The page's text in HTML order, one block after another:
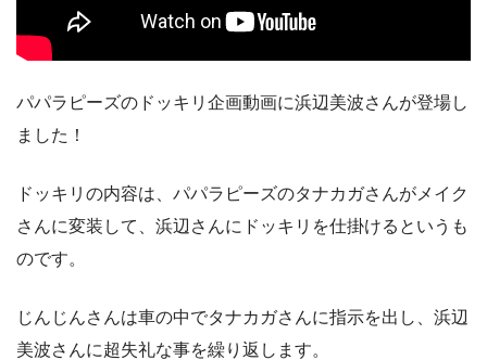
パパラピーズのドッキリ企画動画に浜辺美波さんが登場し
ました！
ドッキリの内容は、パパラピーズのタナカガさんがメイク
さんに変装して、浜辺さんにドッキリを仕掛けるというも
のです。
じんじんさんは車の中でタナカガさんに指示を出し、浜辺
美波さんに超失礼な事を繰り返します。